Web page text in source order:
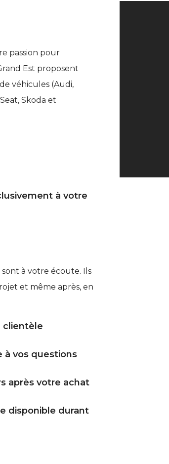
passion pour
Est proposent
véhicules (Audi,
Skoda et
à votre
sont à votre écoute. Ils
et même après, en
clientèle
à vos questions
après votre achat
disponible durant